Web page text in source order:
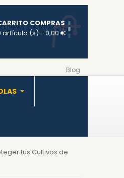
COMPRAS
artículo (s) - 0,00 €
Blog
tus Cultivos de